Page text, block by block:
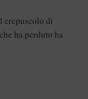
crepuscolo di
ha perduto ha